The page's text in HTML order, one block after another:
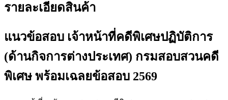
คดี
ชิ้น
รายละเอียดสินค้า
แนวข้อสอบ เจ้าหน้าที่คดีพิเศษปฏิบัติการ
(ด้านกิจการต่างประเทศ) กรมสอบสวนคดี
พิเศษ พร้อมเฉลยข้อสอบ 2569